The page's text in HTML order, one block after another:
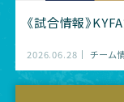
《試合情報》
2026.06.28 チーム